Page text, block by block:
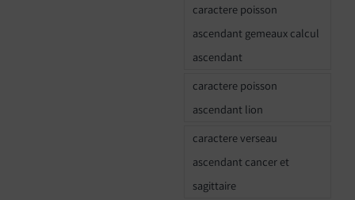
caractere poisson
ascendant gemeaux calcul
ascendant
caractere poisson
ascendant lion
caractere verseau
ascendant cancer et
sagittaire